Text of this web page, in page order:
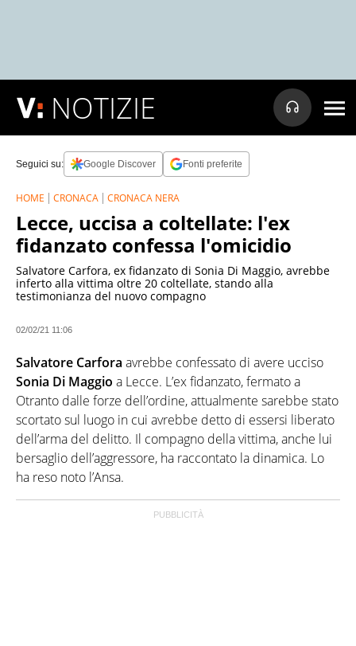
NOTIZIE
Seguici su: Google Discover Fonti preferite
HOME CRONACA CRONACA NERA
Lecce, uccisa a coltellate: l'ex
fidanzato confessa l'omicidio
Salvatore Carfora, ex fidanzato di Sonia Di Maggio, avrebbe
inferto alla vittima oltre 20 coltellate, stando alla
testimonianza del nuovo compagno
02/02/21 11:06
Salvatore Carfora avrebbe confessato di avere ucciso
Sonia Di Maggio a Lecce. L’ex fidanzato, fermato a
Otranto dalle forze dell’ordine, attualmente sarebbe stato
scortato sul luogo in cui avrebbe detto di essersi liberato
dell’arma del delitto. Il compagno della vittima, anche lui
bersaglio dell’aggressore, ha raccontato la dinamica. Lo
ha reso noto l’Ansa.